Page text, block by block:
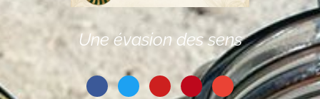
Une évasion des sens